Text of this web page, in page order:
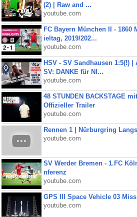
(2) | Raw and ...
youtube.com
FC Bayern München II - 1860
ieltag, 2019/202...
youtube.com
HSV - SV Sandhausen 1:5(!) |
SV: DANKE für NI...
youtube.com
48 STUNDEN BACKSTAGE
Offizieller Trailer
youtube.com
Rennen 1 | Nürburgring
youtube.com
SV Werder Bremen - 1.FC
nferenz
youtube.com
GPS III Space Vehicle 03
youtube.com